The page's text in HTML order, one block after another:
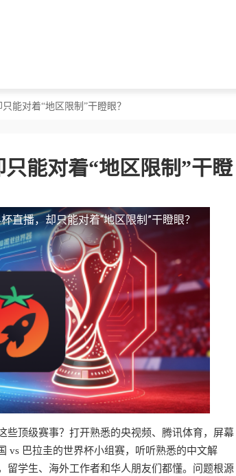
能对着“地区限制”干瞪眼？
能对着“地区限制”干瞪
直播，却只能对着“地区限制”干瞪眼？
些顶级赛事？打开熟悉的央视频、腾讯体育，屏幕
vs 巴拉圭的世界杯小组赛，听听熟悉的中文解
学生、海外工作者和华人朋友们都懂。问题根源